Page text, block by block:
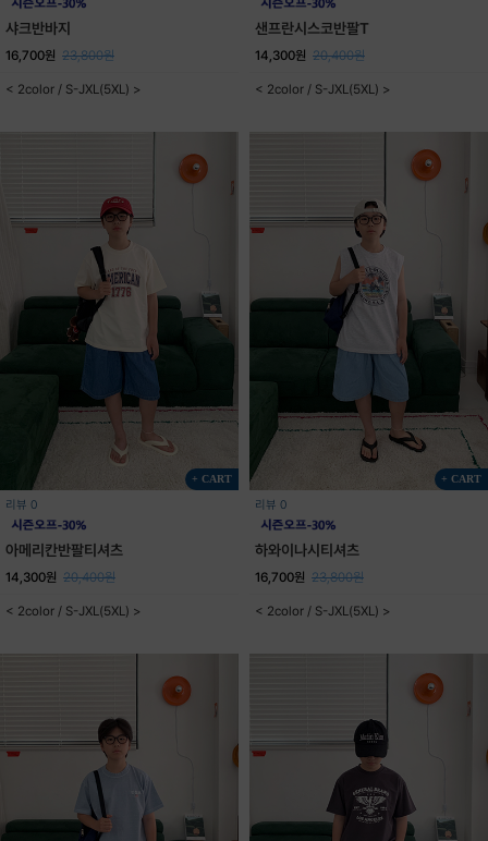
샤크반바지
16,700원 23,800원
< 2color / S-JXL(5XL) >
샌프란시스코반팔T
14,300원 20,400원
< 2color / S-JXL(5XL) >
+ CART
리뷰 0
아메리칸반팔티셔츠
14,300원 20,400원
< 2color / S-JXL(5XL) >
+ CART
리뷰 0
하와이나시티셔츠
16,700원 23,800원
< 2color / S-JXL(5XL) >